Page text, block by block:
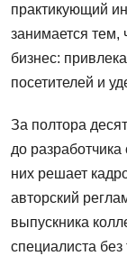
практикующий
занимается тем,
бизнес:
посетителей и
За полтора
до
них решает
авторский
выпускника
специалиста